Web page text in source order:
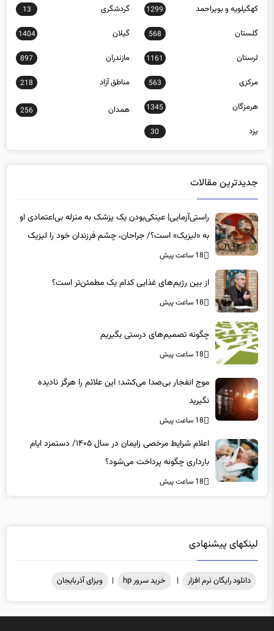
کهگیلویه و بویراحمد 1299 گردشگری 13
گلستان 568 گیلان 1404
لرستان 1161 مازندران 897
مرکزی 563 مناطق آزاد 218
هرمزگان 1345 همدان 256
یزد 30
جدیدترین مقالات
راستی‌آزمایی| عینکی‌بودن یک پزشک به منزله بی‌اعتمادی او
به «لیزیک» است؟/ جراحان، چشم فرزندان خود را لیزیک
می‌کنند؟
18 ساعت پیش
از بین رژیم‌های غذایی کدام یک مطمئن‌تر است؟‌
18 ساعت پیش
چگونه تصمیم‌های درستی بگیریم
18 ساعت پیش
موج انفجار بی‌صدا می‌کشد؛ این علائم را هرگز نادیده
نگیرید
18 ساعت پیش
اعلام شرایط مرخصی زایمان در سال ۱۴۰۵/ دستمزد ایام
بارداری چگونه پرداخت می‌شود؟
18 ساعت پیش
لینکهای پیشنهادی
دانلود رایگان نرم افزار | خرید سرور hp | ویزای آذربایجان